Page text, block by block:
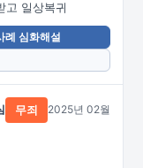
고 일상복귀
례 심화해설
무죄 2025년 02월